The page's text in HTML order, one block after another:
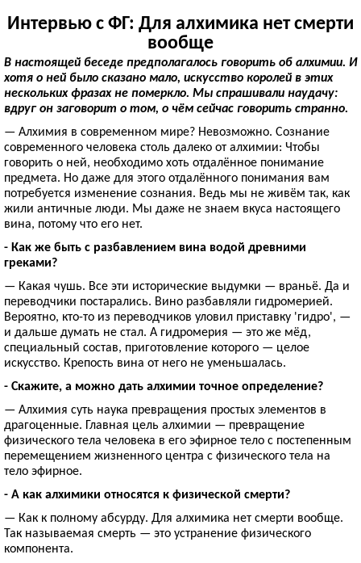
Интервью с ФГ: Для алхимика нет смерти
вообще
В настоящей беседе предполагалось говорить об алхимии. И
хотя о ней было сказано мало, искусство королей в этих
нескольких фразах не померкло. Мы спрашивали наудачу:
вдруг он заговорит о том, о чём сейчас говорить странно.
— Алхимия в современном мире? Невозможно. Сознание
современного человека столь далеко от алхимии: Чтобы
говорить о ней, необходимо хоть отдалённое понимание
предмета. Но даже для этого отдалённого понимания вам
потребуется изменение сознания. Ведь мы не живём так, как
жили античные люди. Мы даже не знаем вкуса настоящего
вина, потому что его нет.
- Как же быть с разбавлением вина водой древними
греками?
— Какая чушь. Все эти исторические выдумки — враньё. Да и
переводчики постарались. Вино разбавляли гидромерией.
Вероятно, кто-то из переводчиков уловил приставку 'гидро', —
и дальше думать не стал. А гидромерия — это же мёд,
специальный состав, приготовление которого — целое
искусство. Крепость вина от него не уменьшалась.
- Скажите, а можно дать алхимии точное определение?
— Алхимия суть наука превращения простых элементов в
драгоценные. Главная цель алхимии — превращение
физического тела человека в его эфирное тело с постепенным
перемещением жизненного центра с физического тела на
тело эфирное.
- А как алхимики относятся к физической смерти?
— Как к полному абсурду. Для алхимика нет смерти вообще.
Так называемая смерть — это устранение физического
компонента.